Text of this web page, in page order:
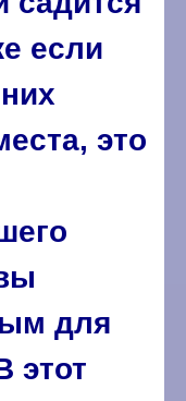
если
это
для
этот